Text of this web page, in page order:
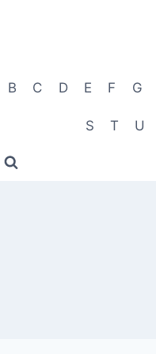
B C D E F G
S T U